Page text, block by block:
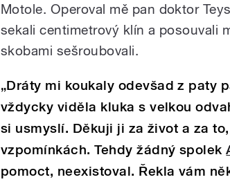
Motole. Operoval mě pan doktor
sekali centimetrový klín a posouvali
skobami sešroubovali.
„Dráty mi koukaly odevšad z paty
vždycky viděla kluka s velkou
si usmyslí. Děkuji ji za život a za
vzpomínkách. Tehdy žádný spolek
pomoct, neexistoval. Řekla vám